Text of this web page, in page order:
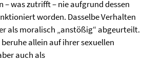
– was zutrifft – nie aufgrund dessen
worden. Dasselbe Verhalten
als moralisch „anstößig“ abgeurteilt.
beruhe allein auf ihrer sexuellen
auch als